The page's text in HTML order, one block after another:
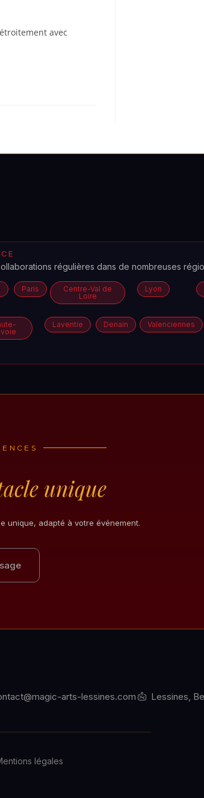
avec
régulières dans de nombreuses
Paris
Centre-Val de
Loire
Lyon
Laventie Denain Valenciennes
unique
unique, adapté à votre événement.
arts-lessines.com Lessines,
légales